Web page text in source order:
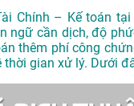
Chính – Kế toán
ngữ cần dịch, độ
thêm phí công
gian xử lý. Dưới